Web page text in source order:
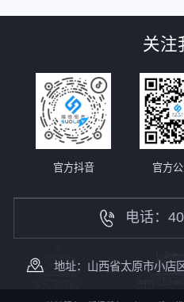
关注
官方抖音 官方
电话：
地址：山西省太原市小店